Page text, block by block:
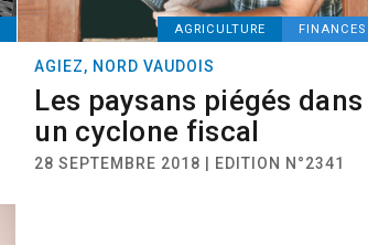
AGRICULTURE FINANCES
AGIEZ, NORD VAUDOIS
Les paysans piégés dans
un cyclone fiscal
28 SEPTEMBRE 2018 | EDITION N°2341